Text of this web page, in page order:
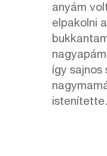
anyám
elpakolni
így sajnos
istenítette.